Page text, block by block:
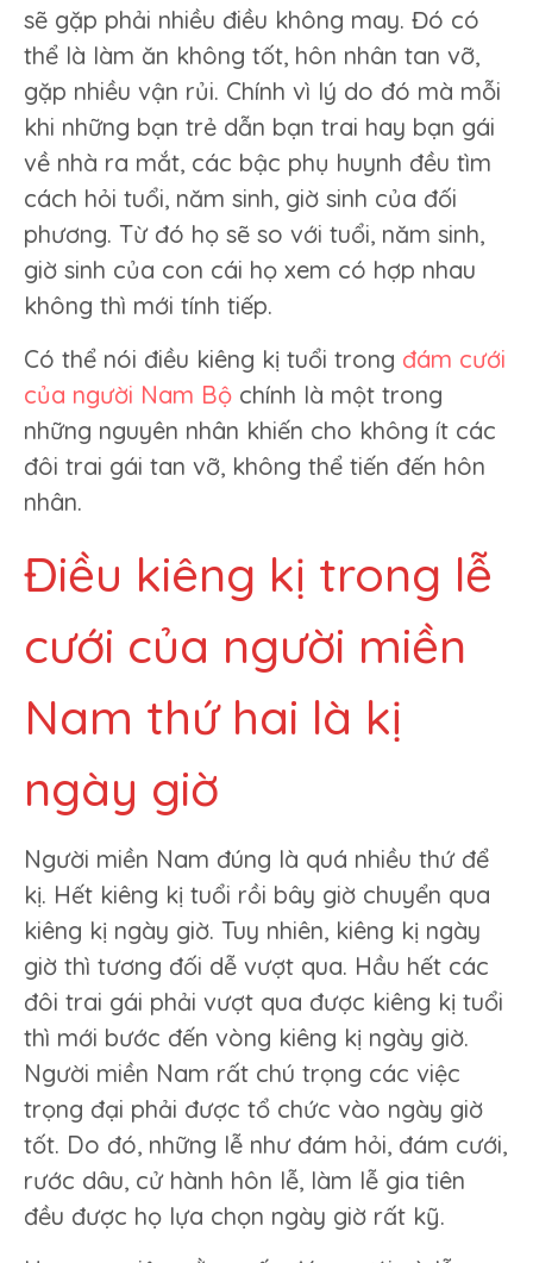
sẽ gặp phải nhiều điều không may. Đó có
thể là làm ăn không tốt, hôn nhân tan vỡ,
gặp nhiều vận rủi. Chính vì lý do đó mà mỗi
khi những bạn trẻ dẫn bạn trai hay bạn gái
về nhà ra mắt, các bậc phụ huynh đều tìm
cách hỏi tuổi, năm sinh, giờ sinh của đối
phương. Từ đó họ sẽ so với tuổi, năm sinh,
giờ sinh của con cái họ xem có hợp nhau
không thì mới tính tiếp.
Có thể nói điều kiêng kị tuổi trong đám cưới
của người Nam Bộ chính là một trong
những nguyên nhân khiến cho không ít các
đôi trai gái tan vỡ, không thể tiến đến hôn
nhân.
Điều kiêng kị trong lễ
cưới của người miền
Nam thứ hai là kị
ngày giờ
Người miền Nam đúng là quá nhiều thứ để
kị. Hết kiêng kị tuổi rồi bây giờ chuyển qua
kiêng kị ngày giờ. Tuy nhiên, kiêng kị ngày
giờ thì tương đối dễ vượt qua. Hầu hết các
đôi trai gái phải vượt qua được kiêng kị tuổi
thì mới bước đến vòng kiêng kị ngày giờ.
Người miền Nam rất chú trọng các việc
trọng đại phải được tổ chức vào ngày giờ
tốt. Do đó, những lễ như đám hỏi, đám cưới,
rước dâu, cử hành hôn lễ, làm lễ gia tiên
đều được họ lựa chọn ngày giờ rất kỹ.